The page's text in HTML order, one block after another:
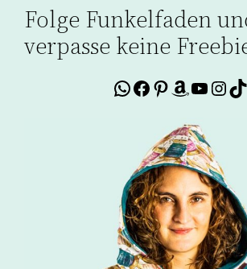
Folge Funkelfaden
verpasse keine
WhatsApp
Facebook
Pinterest
Amazon